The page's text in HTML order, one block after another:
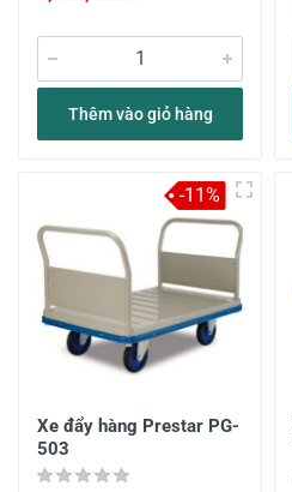
Thêm vào giỏ hàng
Xe đẩy hàng Prestar PG-
503
-11%